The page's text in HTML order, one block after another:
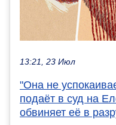
13:21, 23 Июл
"Она не
подаёт в суд на
обвиняет её в